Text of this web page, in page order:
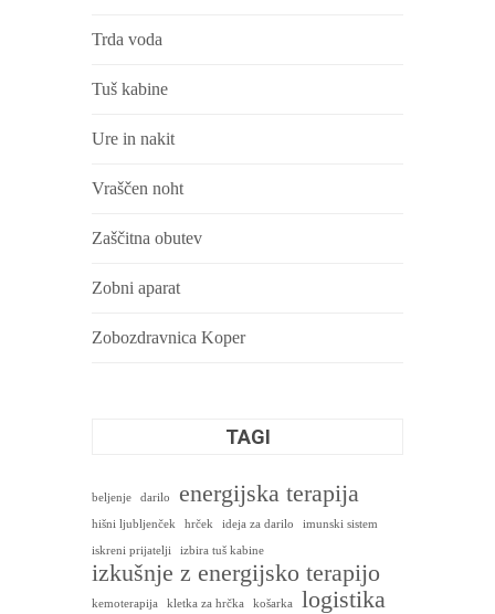
Trda voda
Tuš kabine
Ure in nakit
Vraščen noht
Zaščitna obutev
Zobni aparat
Zobozdravnica Koper
TAGI
beljenje darilo energijska terapija
hišni ljubljenček hrček ideja za darilo imunski sistem
iskreni prijatelji izbira tuš kabine
izkušnje z energijsko terapijo
kemoterapija kletka za hrčka košarka logistika